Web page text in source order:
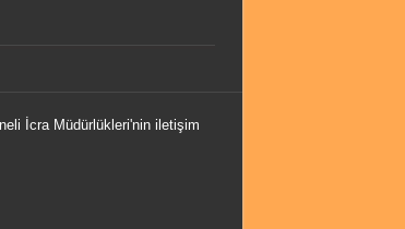
İcra Müdürlükleri'nin iletişim